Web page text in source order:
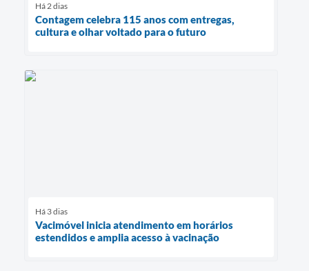
Há 2 dias
Contagem celebra 115 anos com entregas,
cultura e olhar voltado para o futuro
Há 3 dias
Vacimóvel inicia atendimento em horários
estendidos e amplia acesso à vacinação